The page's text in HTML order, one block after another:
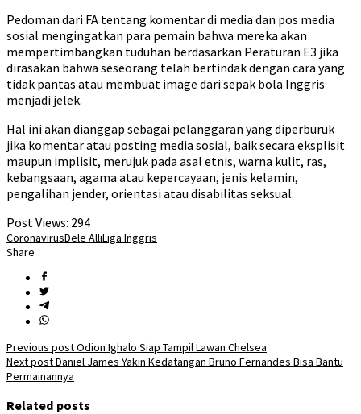
Pedoman dari FA tentang komentar di media dan pos media
sosial mengingatkan para pemain bahwa mereka akan
mempertimbangkan tuduhan berdasarkan Peraturan E3 jika
dirasakan bahwa seseorang telah bertindak dengan cara yang
tidak pantas atau membuat image dari sepak bola Inggris
menjadi jelek.
Hal ini akan dianggap sebagai pelanggaran yang diperburuk
jika komentar atau posting media sosial, baik secara eksplisit
maupun implisit, merujuk pada asal etnis, warna kulit, ras,
kebangsaan, agama atau kepercayaan, jenis kelamin,
pengalihan jender, orientasi atau disabilitas seksual.
Post Views: 294
CoronavirusDele AlliLiga Inggris
Share
Post
navigation
Previous postOdion Ighalo Siap Tampil Lawan Chelsea
Next postDaniel James Yakin Kedatangan Bruno Fernandes Bisa Bantu
Permainannya
Related posts